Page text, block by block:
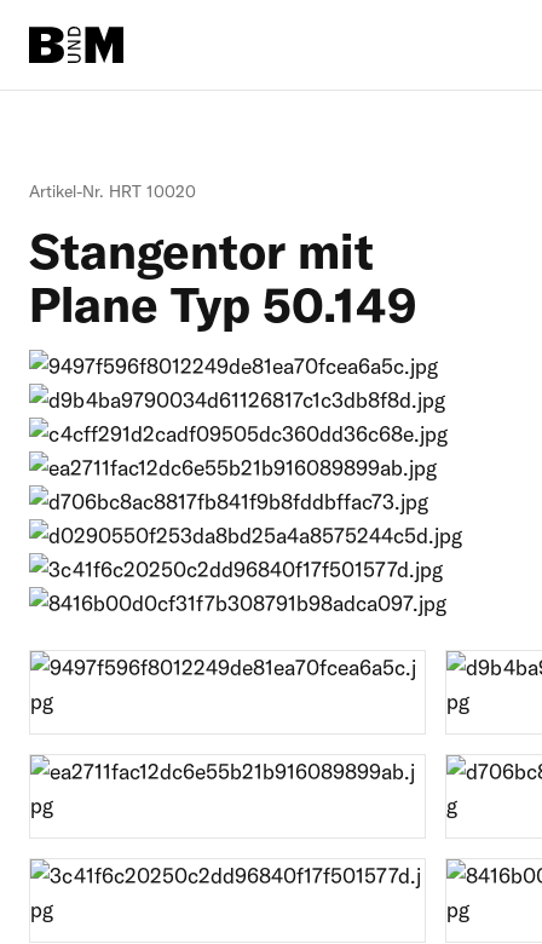
Einstreu
Schafe + Ziegen
Informationen
Artikel-Nr. HRT 10020
Stangentor mit
Plane Typ 50.149